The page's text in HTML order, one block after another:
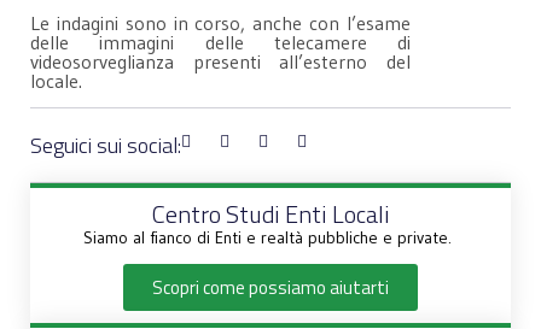
Le indagini sono in corso, anche con l’esame
delle immagini delle telecamere di
videosorveglianza presenti all’esterno del
locale.
Seguici sui social:
Centro Studi Enti Locali
Siamo al fianco di Enti e realtà pubbliche e private.
Scopri come possiamo aiutarti